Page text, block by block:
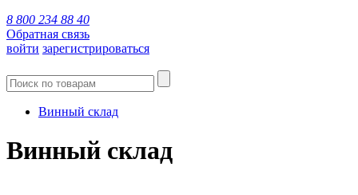
8 800 234 88 40
Обратная связь
войти зарегистрироваться
Винный склад
Винный склад